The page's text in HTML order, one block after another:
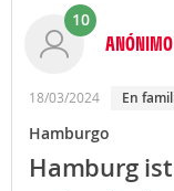
10
ANÓNIMO
18/03/2024 En
Hamburgo
Hamburg